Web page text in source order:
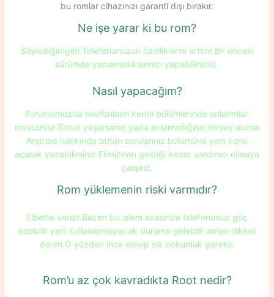
bu romlar cihazınızı garanti dışı bırakır.
Ne işe yarar ki bu rom?
Söylediğimgibi Telefonunuzun özelliklerini arttırır.Bir önceki
sürümde yapamadıklarınızı yapabilirsiniz.
Nasıl yapacağım?
Forumumuzda telefonların kendi bölümlerinde anlatımlar
mevcuttur.Sorun yaşarsanız yada anlamadığınız birşey olursa
Android hakkında bütün sorularınız bölümüne yeni konu
açarak yazabilirsiniz.Elimizden geldiği kadar yardımcı olmaya
çalışırız.
Rom yüklemenin riski varmıdır?
Elbette vardır.Bazen bu işlem sırasında telefonunuz göç
edebilir yani kullanılamayacak durama gelebilir aman dikkat
derim.O yüzden ince eleyip sık dokumak gerekir.
Rom’u az çok kavradıkta Root nedir?